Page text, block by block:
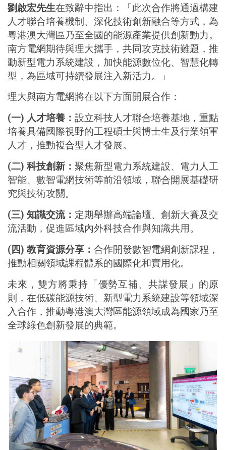
劉啟宏先生在致辭中指出：「此次合作將通過構建
人才聯合培養機制、深化技術創新融合等方式，為
粵港澳大灣區乃至全國的能源產業提供創新動力。
南方電網期待與理大攜手，共同攻克技術難題，推
動新型電力系統建設，加快能源數位化、智慧化轉
型，為區域可持續發展注入新活力。」
理大與南方電網將在以下方面開展合作：
(一) 人才培養： 設立科技人才聯合培養基地，重點
培養具備國際視野的工程碩士與博士生及行業領軍
人才，推動複合型人才發展。
(二) 科技創新： 聚焦新型電力系統建設、電力人工
智能、數智電網技術等前沿領域，聯合開展基礎研
究與技術攻關。
(三) 知識交流： 定期舉辦高端論壇、創新大賽及交
流活動，促進區域內外科技合作與知識共用。
(四) 教育資源分享： 合作開發數智電網創新課程，
推動相關領域課程體系的國際化和實用化。
未來，雙方將秉持「優勢互補、共謀發展」的原
則，在低碳能源技術、新型電力系統建設等領域深
入合作，推動粵港澳大灣區能源領域成為國家乃至
全球綠色創新發展的典範。